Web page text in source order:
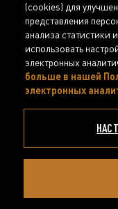
(cookies) для
представления
анализа статистики
использовать
электронных
больше в нашей
электронных